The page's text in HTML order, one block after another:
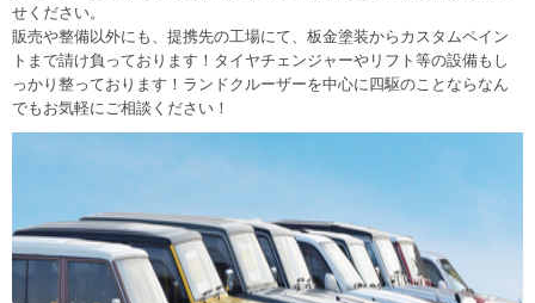
せください。
販売や整備以外にも、提携先の工場にて、板金塗装からカスタムペイン
トまで請け負っております！タイヤチェンジャーやリフト等の設備もし
っかり整っております！ランドクルーザーを中心に四駆のことならなん
でもお気軽にご相談ください！